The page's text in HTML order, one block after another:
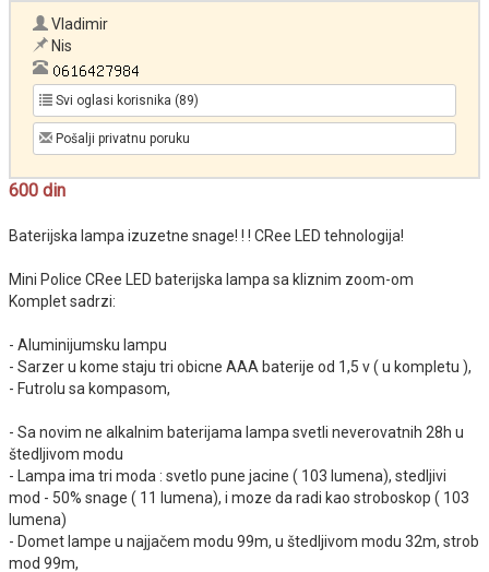
Vladimir
Nis
Svi oglasi korisnika (89)
Pošalji privatnu poruku
600 din
Baterijska lampa izuzetne snage! ! ! CRee LED tehnologija!
Mini Police CRee LED baterijska lampa sa kliznim zoom-om
Komplet sadrzi:
- Aluminijumsku lampu
- Sarzer u kome staju tri obicne AAA baterije od 1,5 v ( u kompletu ),
- Futrolu sa kompasom,
- Sa novim ne alkalnim baterijama lampa svetli neverovatnih 28h u
štedljivom modu
- Lampa ima tri moda : svetlo pune jacine ( 103 lumena), stedljivi
mod - 50% snage ( 11 lumena), i moze da radi kao stroboskop ( 103
lumena)
- Domet lampe u najjačem modu 99m, u štedljivom modu 32m, strob
mod 99m,